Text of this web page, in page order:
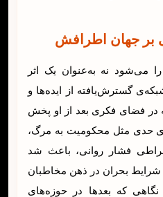
بر جهان اطرافش
می‌شود نه به‌عنوان یک اثر
گسترش‌یافته از ایده‌ها و
فضای فکری بعد از او پخش
حدی مثل محکومیت به مرگ،
فشار روانی، باعث شد
شرایط بحران در ذهن مخاطبان
نگاهی که بعدها در حوزه‌های